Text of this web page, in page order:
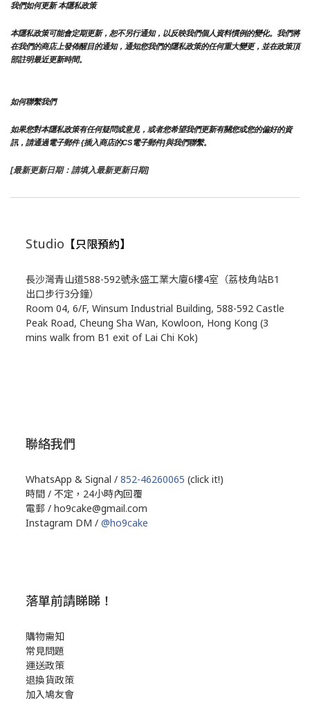
我們如何更新 本隱私政策
本隱私政策可能會定期更新，恕不另行通知，以反映我們個人資料慣例的變化。我們將
在我們的商店上發佈醒目的通知，通知您我們的隱私政策的任何重大變更，並在政策頂
部註明最近更新時間。
如何聯繫我們
如果您對本隱私政策有任何疑問或意見，或者您希望我們更新有關您或您的偏好的資
訊，請通過電子郵件 {插入商店的CS電子郵件]與我們聯繫。
[最新更新日期：請填入最新更新日期]
Studio 【只限預約】
長沙灣青山道588-592號永盛工業大廈6樓4室（荔枝角站B1
出口步行3分鐘）
Room 04, 6/F, Winsum Industrial Building, 588-592 Castle
Peak Road, Cheung Sha Wan, Kowloon, Hong Kong (3
mins walk from B1 exit of Lai Chi Kok)
聯絡我們
WhatsApp & Signal / 852-46260065 (click it!)
時間 / 不定，24小時內回覆
電郵 / ho9cake@gmail.com
Instagram DM / @ho9cake
落單前請睇睇！
購物需知
常見問題
運送政策
退換貨政策
加入鳩友會